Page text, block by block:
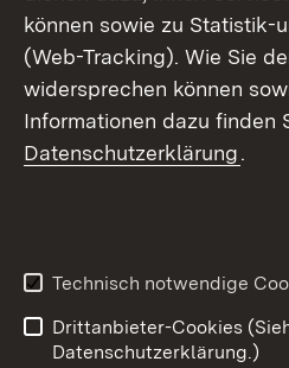
können sowie zu Statistik-
(Web-Tracking). Wie Sie
widersprechen können
Informationen dazu finden
Datenschutzerklärung.
Technisch notwendige
Drittanbieter-Cookies
Datenschutzerklärung.)